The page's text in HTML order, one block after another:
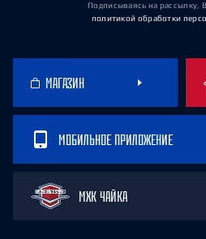
Подписываясь на рассылку,
политикой обработки
МАГАЗИН
МОБИЛЬНОЕ ПРИЛОЖЕНИЕ
МХК ЧАЙКА